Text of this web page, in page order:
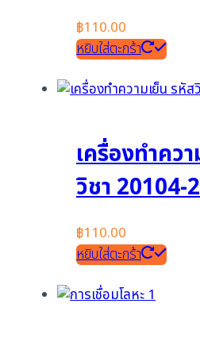
฿110.00
หยิบใส่ตะกร้า
เครื่องทำคว
วิชา 20104-
฿110.00
หยิบใส่ตะกร้า